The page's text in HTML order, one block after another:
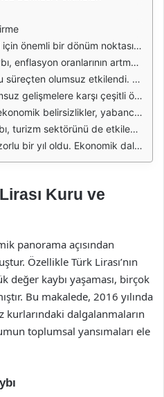
kurlarını etkileyen başlıca faktörler arasında yer aldı. Bu durum, yatırımcı güveninin sarsılmasına ve piyasalarda dalgalanmalara neden oldu. Özellikle ABD Doları karşısında yaşanan sert düşüş, ekonomideki dengeleri alt üst etti.
vatandaşlar için büyük bir yük haline geldi. Bu durum, tüketim harcamalarının azalmasına ve dolayısıyla ekonominin yavaşlamasına neden oldu. Ekonomik istikrarın sağlanamaması, işsizlik oranlarının yükselmesine zemin hazırladı.
daha da büyümesine yol açtı. İthalatın pahalılaşması, yerli üreticilerin rekabet gücünü de olumsuz etkiledi. İhracat gelirleri ise döviz kurlarındaki artışla birlikte geçici olarak yükselse de, sürdürülebilir bir artış sağlanamadı.
Ancak bu önlemler, ekonominin genel büyüme oranlarını olumsuz etkiledi. Yüksek faiz oranları, kredi maliyetlerini artırarak yatırımcıların iş yapma isteğini azalttı. büyüme oranları düşüş göstermeye başladı.
yatırım akışında önemli bir düşüş yaşandı. Bu durum, ekonomik büyüme hedeflerinin gerisinde kalınmasına neden oldu. Özellikle inşaat ve sanayi sektörlerinde ciddi bir duraklama gözlemlendi.
oldu. Bu durum, turizm gelirlerinde dalgalanmalara yol açtı. Ancak, sektörün genel olarak sağlıklı bir gelişim göstermesi için daha kapsamlı önlemler alınması gerektiği ortaya çıktı.
dersler çıkararak, ekonomik reformlara ve istikrar sağlamaya yönelik adımlar atmak zorunda kaldı. Bu durum, gelecekte daha sağlam bir ekonomik yapının temellerinin atılmasına yardımcı olabilir.
Kuru ve
panorama açısından
Özellikle Türk Lirası’nın
değer kaybı yaşaması, birçok
Bu makalede, 2016 yılında
kurlarındaki dalgalanmaların
toplumsal yansımaları ele